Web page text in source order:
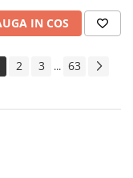
IN COS
2 3 ... 63